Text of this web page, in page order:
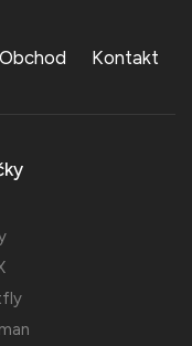
Obchod Kontakt